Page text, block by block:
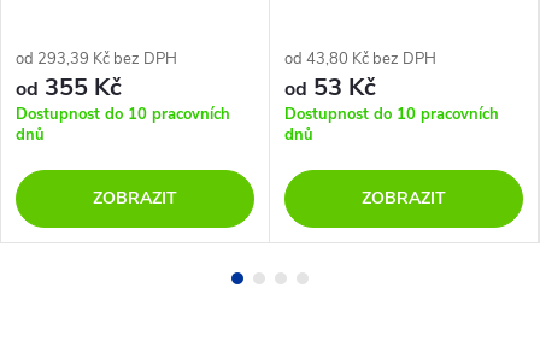
od 293,39 Kč bez DPH
od 355 Kč
Dostupnost do 10 pracovních
dnů
ZOBRAZIT
od 43,80 Kč bez DPH
od 53 Kč
Dostupnost do 10 pracovních
dnů
ZOBRAZIT